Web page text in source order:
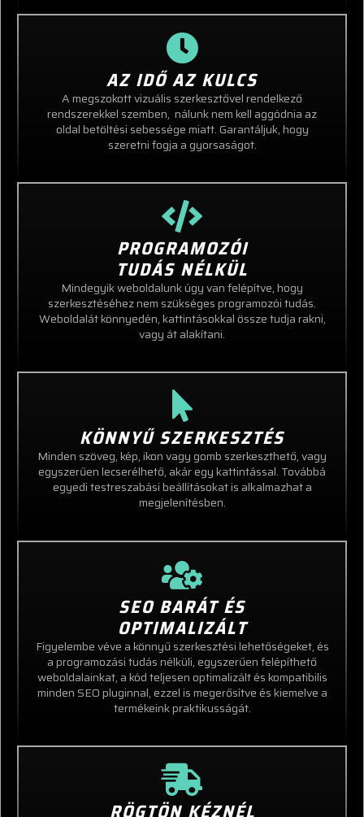
AZ IDŐ AZ KULCS
A megszokott vizuális szerkesztővel rendelkező
rendszerekkel szemben, nálunk nem kell aggódnia az
oldal betöltési sebessége miatt. Garantáljuk, hogy
szeretni fogja a gyorsaságot.
PROGRAMOZÓI
TUDÁS NÉLKÜL
Mindegyik weboldalunk úgy van felépítve, hogy
szerkesztéséhez nem szükséges programozói tudás.
Weboldalát könnyedén, kattintásokkal össze tudja rakni,
vagy át alakítani.
KÖNNYŰ SZERKESZTÉS
Minden szöveg, kép, ikon vagy gomb szerkeszthető, vagy
egyszerűen lecserélhető, akár egy kattintással. Továbbá
egyedi testreszabási beállításokat is alkalmazhat a
megjelenítésben.
SEO BARÁT ÉS
OPTIMALIZÁLT
Figyelembe véve a könnyű szerkesztési lehetőségeket, és
a programozási tudás nélküli, egyszerűen felépíthető
weboldalainkat, a kód teljesen optimalizált és kompatibilis
minden SEO pluginnal, ezzel is megerősítve és kiemelve a
termékeink praktikusságát.